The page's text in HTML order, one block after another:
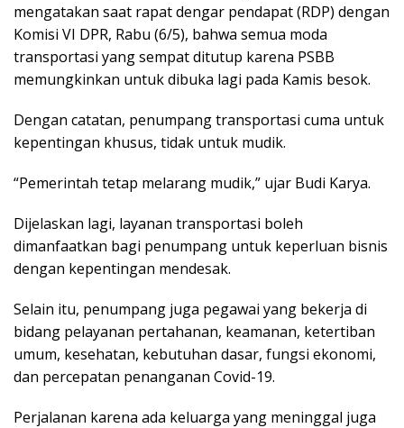
mengatakan saat rapat dengar pendapat (RDP) dengan
Komisi VI DPR, Rabu (6/5), bahwa semua moda
transportasi yang sempat ditutup karena PSBB
memungkinkan untuk dibuka lagi pada Kamis besok.
Dengan catatan, penumpang transportasi cuma untuk
kepentingan khusus, tidak untuk mudik.
“Pemerintah tetap melarang mudik,” ujar Budi Karya.
Dijelaskan lagi, layanan transportasi boleh
dimanfaatkan bagi penumpang untuk keperluan bisnis
dengan kepentingan mendesak.
Selain itu, penumpang juga pegawai yang bekerja di
bidang pelayanan pertahanan, keamanan, ketertiban
umum, kesehatan, kebutuhan dasar, fungsi ekonomi,
dan percepatan penanganan Covid-19.
Perjalanan karena ada keluarga yang meninggal juga